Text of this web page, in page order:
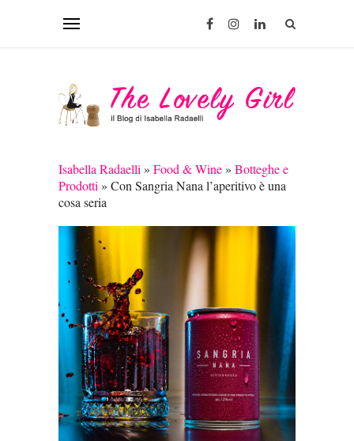
Isabella Radaelli » Food & Wine» Botteghe e
Prodotti » Con Sangria Nana l’aperitivo è una
cosa seria